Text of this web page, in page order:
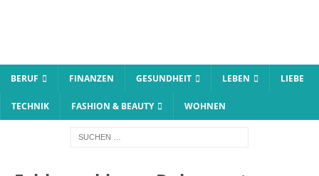
BERUF FINANZEN GESUNDHEIT LEBEN LIEBE
TECHNIK FASHION & BEAUTY WOHNEN